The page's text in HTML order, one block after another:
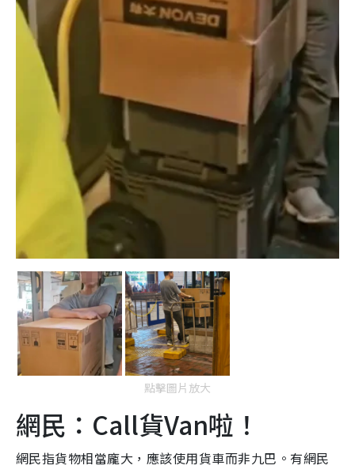
點擊圖片放大
網民：Call貨Van啦！
網民指貨物相當龐大，應該使用貨車而非九巴。有網民